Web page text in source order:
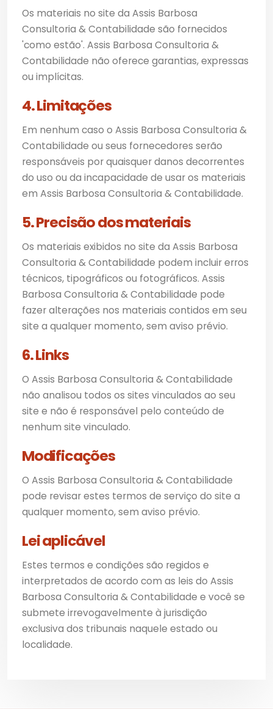
Os materiais no site da Assis Barbosa
Consultoria & Contabilidade são fornecidos
'como estão'. Assis Barbosa Consultoria &
Contabilidade não oferece garantias, expressas
ou implícitas.
4. Limitações
Em nenhum caso o Assis Barbosa Consultoria &
Contabilidade ou seus fornecedores serão
responsáveis por quaisquer danos decorrentes
do uso ou da incapacidade de usar os materiais
em Assis Barbosa Consultoria & Contabilidade.
5. Precisão dos materiais
Os materiais exibidos no site da Assis Barbosa
Consultoria & Contabilidade podem incluir erros
técnicos, tipográficos ou fotográficos. Assis
Barbosa Consultoria & Contabilidade pode
fazer alterações nos materiais contidos em seu
site a qualquer momento, sem aviso prévio.
6. Links
O Assis Barbosa Consultoria & Contabilidade
não analisou todos os sites vinculados ao seu
site e não é responsável pelo conteúdo de
nenhum site vinculado.
Modificações
O Assis Barbosa Consultoria & Contabilidade
pode revisar estes termos de serviço do site a
qualquer momento, sem aviso prévio.
Lei aplicável
Estes termos e condições são regidos e
interpretados de acordo com as leis do Assis
Barbosa Consultoria & Contabilidade e você se
submete irrevogavelmente à jurisdição
exclusiva dos tribunais naquele estado ou
localidade.